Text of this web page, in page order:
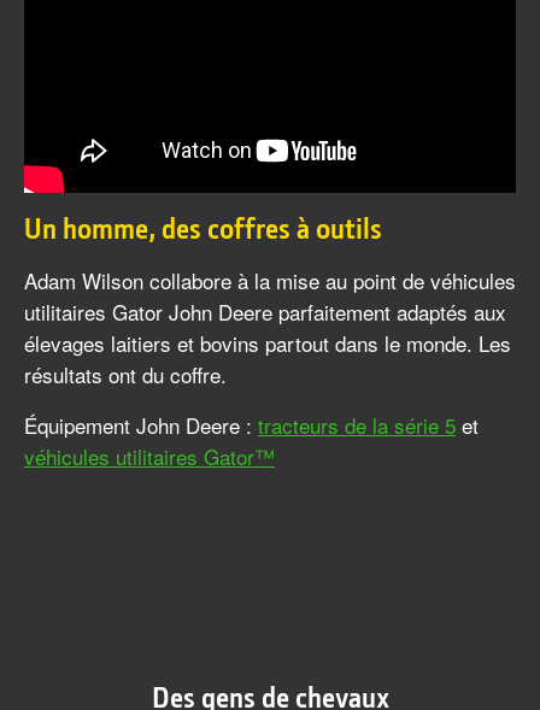
Un homme, des coffres à outils
Adam Wilson collabore à la mise au point de véhicules
utilitaires Gator John Deere parfaitement adaptés aux
élevages laitiers et bovins partout dans le monde. Les
résultats ont du coffre.
Équipement John Deere : tracteurs de la série 5 et
véhicules utilitaires Gator™
Des gens de chevaux